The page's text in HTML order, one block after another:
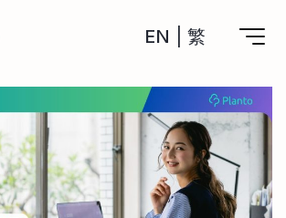
EN 繁
第一步
賬
析所有戶口